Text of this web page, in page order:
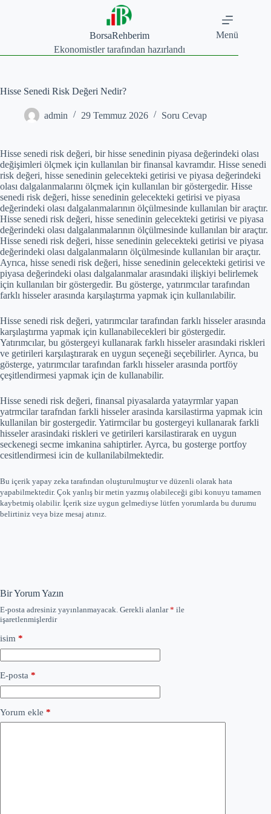
BorsaRehberim
Ekonomistler tarafından hazırlandı
Menü
Hisse Senedi Risk Değeri Nedir?
admin 29 Temmuz 2026 Soru Cevap
Hisse senedi risk değeri, bir hisse senedinin piyasa değerindeki olası
değişimleri ölçmek için kullanılan bir finansal kavramdır. Hisse senedi
risk değeri, hisse senedinin gelecekteki getirisi ve piyasa değerindeki
olası dalgalanmalarını ölçmek için kullanılan bir göstergedir. Hisse
senedi risk değeri, hisse senedinin gelecekteki getirisi ve piyasa
değerindeki olası dalgalanmalarının ölçülmesinde kullanılan bir araçtır.
Hisse senedi risk değeri, hisse senedinin gelecekteki getirisi ve piyasa
değerindeki olası dalgalanmalarının ölçülmesinde kullanılan bir araçtır.
Hisse senedi risk değeri, hisse senedinin gelecekteki getirisi ve piyasa
değerindeki olası dalgalanmaların ölçülmesinde kullanılan bir araçtır.
Ayrıca, hisse senedi risk değeri, hisse senedinin gelecekteki getirisi ve
piyasa değerindeki olası dalgalanmalar arasındaki ilişkiyi belirlemek
için kullanılan bir göstergedir. Bu gösterge, yatırımcılar tarafından
farklı hisseler arasında karşılaştırma yapmak için kullanılabilir.
Hisse senedi risk değeri, yatırımcılar tarafından farklı hisseler arasında
karşılaştırma yapmak için kullanabilecekleri bir göstergedir.
Yatırımcılar, bu göstergeyi kullanarak farklı hisseler arasındaki riskleri
ve getirileri karşılaştırarak en uygun seçeneği seçebilirler. Ayrıca, bu
gösterge, yatırımcılar tarafından farklı hisseler arasında portföy
çeşitlendirmesi yapmak için de kullanabilir.
Hisse senedi risk değeri, finansal piyasalarda yatayrmlar yapan
yatrmcilar tarafndan farkli hisseler arasinda karsilastirma yapmak icin
kullanilan bir gostergedir. Yatirmcilar bu gostergeyi kullanarak farkli
hisseler arasindaki riskleri ve getirileri karsilastirarak en uygun
seckenegi secme imkanina sahiptirler. Ayrca, bu gosterge portfoy
cesitlendirmesi icin de kullanilabilmektedir.
Bu içerik yapay zeka tarafından oluşturulmuştur ve düzenli olarak hata
yapabilmektedir. Çok yanlış bir metin yazmış olabileceği gibi konuyu tamamen
kaybetmiş olabilir. İçerik size uygun gelmediyse lütfen yorumlarda bu durumu
belirtiniz veya bize mesaj atınız.
Bir Yorum Yazın
E-posta adresiniz yayınlanmayacak. Gerekli alanlar* ile
işaretlenmişlerdir
isim *
E-posta *
Yorum ekle *